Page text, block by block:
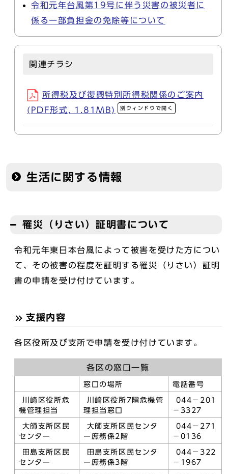
令和元年台風第19号に伴う災害の被災者に
係る一部負担金の免除等について
関連チラシ
所得税及び復興特別所得税関係のご案内
(PDF形式, 1.81MB)
別ウィンドウで開く
生活に関する情報
罹災（りさい）証明書について
令和元年東日本台風によって被害を受けた方につい
て、その被害の程度を証明する罹災（りさい）証明
書の申請を受け付けています。
支援内容
各区役所及び支所で申請を受け付けています。
各区の窓口一覧
窓口の場所 電話番号
川崎区役所危
機管理担当
川崎区役所7階危機管
理担当窓口
044－201
－3327
大師支所区民
センター
大師支所区民センタ
ー庶務係2階
044－271
－0136
田島支所区民
センター
田島支所区民センタ
ー庶務係3階
044－322
－1967